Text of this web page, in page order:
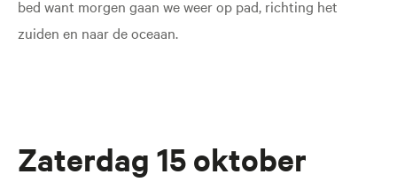
bed want morgen gaan we weer op pad, richting het
zuiden en naar de oceaan.
Zaterdag 15 oktober